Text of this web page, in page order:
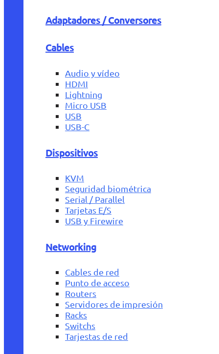
Adaptadores / Conversores
Cables
Audio y vídeo
HDMI
Lightning
Micro USB
USB
USB-C
Dispositivos
KVM
Seguridad biométrica
Serial / Parallel
Tarjetas E/S
USB y Firewire
Networking
Cables de red
Punto de acceso
Routers
Servidores de impresión
Racks
Switchs
Tarjestas de red